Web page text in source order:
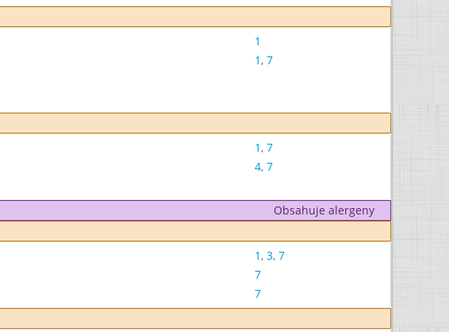
1
1, 7
1, 7
4, 7
Obsahuje alergeny
1, 3, 7
7
7